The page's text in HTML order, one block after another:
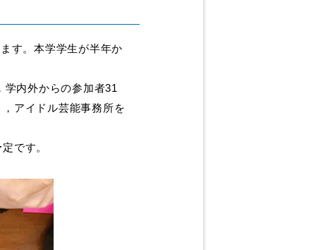
す。本学学生が半年か
内外からの参加者31
アイドル芸能事務所を
です。